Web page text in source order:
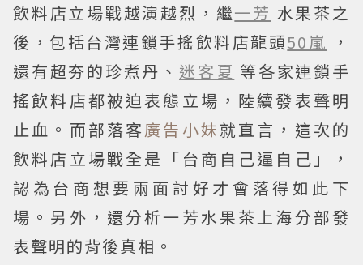
飲料店立場戰越演越烈，繼一芳 水果茶之
後，包括台灣連鎖手搖飲料店龍頭50嵐 ，
還有超夯的珍煮丹、 迷客夏 等各家連鎖手
搖飲料店都被迫表態立場，陸續發表聲明
止血。而部落客廣告小妹就直言，這次的
飲料店立場戰全是「台商自己逼自己」，
認為台商想要兩面討好才會落得如此下
場。另外，還分析一芳水果茶上海分部發
表聲明的背後真相。